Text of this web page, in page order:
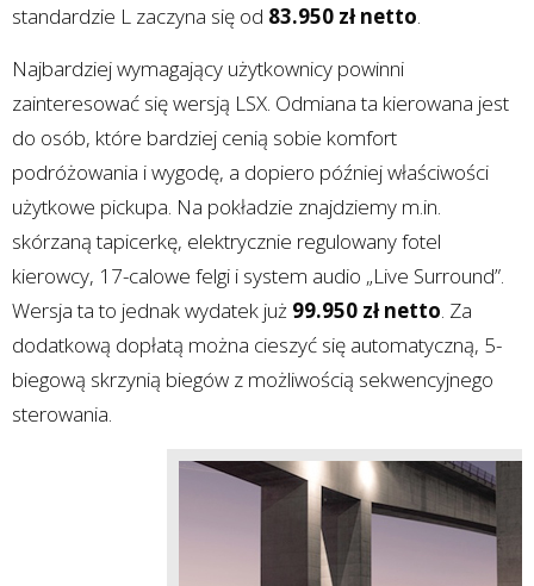
standardzie L zaczyna się od 83.950 zł netto.
Najbardziej wymagający użytkownicy powinni
zainteresować się wersją LSX. Odmiana ta kierowana jest
do osób, które bardziej cenią sobie komfort
podróżowania i wygodę, a dopiero później właściwości
użytkowe pickupa. Na pokładzie znajdziemy m.in.
skórzaną tapicerkę, elektrycznie regulowany fotel
kierowcy, 17-calowe felgi i system audio „Live Surround”.
Wersja ta to jednak wydatek już 99.950 zł netto. Za
dodatkową dopłatą można cieszyć się automatyczną, 5-
biegową skrzynią biegów z możliwością sekwencyjnego
sterowania.